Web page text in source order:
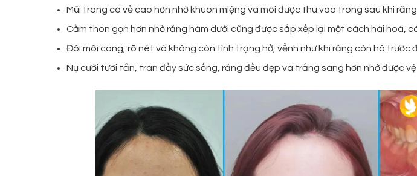
Mũi trông có vẻ cao hơn nhờ khuôn miệng và môi được thu vào trong sau khi
Cằm thon gọn hơn nhờ răng hàm dưới cũng được sắp xếp lại một cách hài hoà,
Đôi môi cong, rõ nét và không còn tình trạng hở, vểnh như khi răng còn hô trước
Nụ cười tươi tắn, tràn đầy sức sống, răng đều đẹp và trắng sáng hơn nhờ được